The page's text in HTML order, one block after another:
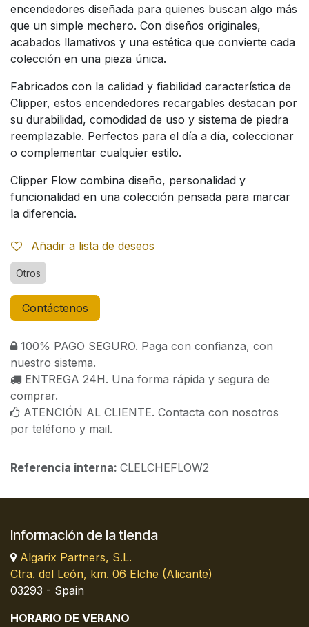
encendedores diseñada para quienes buscan algo más
que un simple mechero. Con diseños originales,
acabados llamativos y una estética que convierte cada
colección en una pieza única.
Fabricados con la calidad y fiabilidad característica de
Clipper, estos encendedores recargables destacan por
su durabilidad, comodidad de uso y sistema de piedra
reemplazable. Perfectos para el día a día, coleccionar
o complementar cualquier estilo.
Clipper Flow combina diseño, personalidad y
funcionalidad en una colección pensada para marcar
la diferencia.
Añadir a lista de deseos
Otros
Contáctenos
100% PAGO SEGURO. Paga con confianza, con
nuestro sistema.
ENTREGA 24H. Una forma rápida y segura de
comprar.
ATENCIÓN AL CLIENTE. Contacta con nosotros
por teléfono y mail.
Referencia interna: CLELCHEFLOW2
Información de la tienda
Algarix Partners, S.L.
Ctra. del León, km. 06 Elche (Alicante)
03293 - Spain
HORARIO DE VERANO